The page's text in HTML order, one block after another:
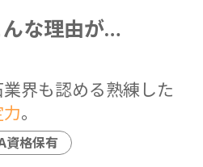
な理由が…
界も認める熟練した
。
資格保有